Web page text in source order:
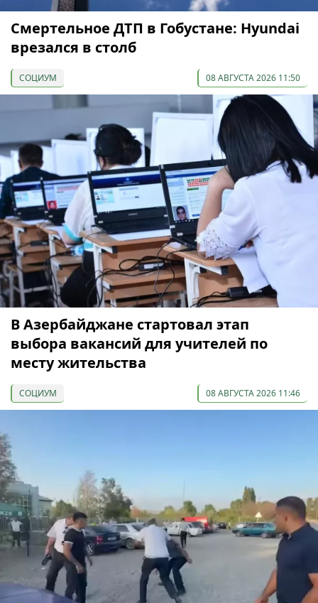
Смертельное ДТП в Гобустане: Hyundai
врезался в столб
СОЦИУМ 08 АВГУСТА 2026 11:50
В Азербайджане стартовал этап
выбора вакансий для учителей по
месту жительства
СОЦИУМ 08 АВГУСТА 2026 11:46